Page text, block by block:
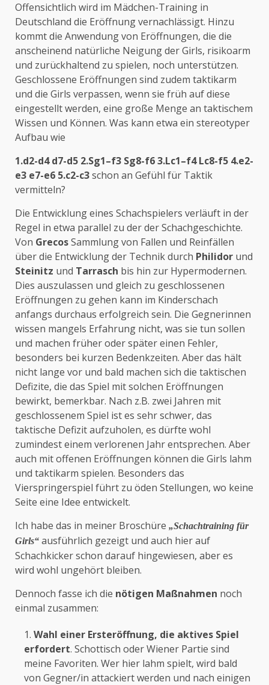
Offensichtlich wird im Mädchen-Training in
Deutschland die Eröffnung vernachlässigt. Hinzu
kommt die Anwendung von Eröffnungen, die die
anscheinend natürliche Neigung der Girls, risikoarm
und zurückhaltend zu spielen, noch unterstützen.
Geschlossene Eröffnungen sind zudem taktikarm
und die Girls verpassen, wenn sie früh auf diese
eingestellt werden, eine große Menge an taktischem
Wissen und Können. Was kann etwa ein stereotyper
Aufbau wie
1.d2-d4 d7-d5 2.Sg1–f3 Sg8-f6 3.Lc1–f4 Lc8-f5 4.e2-
e3 e7-e6 5.c2-c3schon an Gefühl für Taktik
vermitteln?
Die Entwicklung eines Schachspielers verläuft in der
Regel in etwa parallel zu der der Schachgeschichte.
Von GrecosSammlung von Fallen und Reinfällen
über die Entwicklung der Technik durch Philidor und
Steinitz und Tarrasch bis hin zur Hypermodernen.
Dies auszulassen und gleich zu geschlossenen
Eröffnungen zu gehen kann im Kinderschach
anfangs durchaus erfolgreich sein. Die Gegnerinnen
wissen mangels Erfahrung nicht, was sie tun sollen
und machen früher oder später einen Fehler,
besonders bei kurzen Bedenkzeiten. Aber das hält
nicht lange vor und bald machen sich die taktischen
Defizite, die das Spiel mit solchen Eröffnungen
bewirkt, bemerkbar. Nach z.B. zwei Jahren mit
geschlossenem Spiel ist es sehr schwer, das
taktische Defizit aufzuholen, es dürfte wohl
zumindest einem verlorenen Jahr entsprechen. Aber
auch mit offenen Eröffnungen können die Girls lahm
und taktikarm spielen. Besonders das
Vierspringerspiel führt zu öden Stellungen, wo keine
Seite eine Idee entwickelt.
Ich habe das in meiner Broschüre „Schachtraining für
Girls“ ausführlich gezeigt und auch hier auf
Schachkicker schon darauf hingewiesen, aber es
wird wohl ungehört bleiben.
Dennoch fasse ich die nötigen Maßnahmen noch
einmal zusammen:
Wahl einer Ersteröffnung, die aktives Spiel
erfordert. Schottisch oder Wiener Partie sind
meine Favoriten. Wer hier lahm spielt, wird bald
von Gegner/in attackiert werden und nach einigen